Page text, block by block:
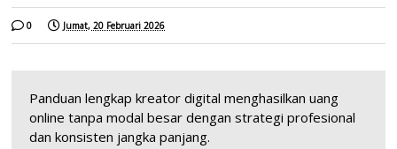
0 Jumat, 20 Februari 2026
Panduan lengkap kreator digital menghasilkan uang
online tanpa modal besar dengan strategi profesional
dan konsisten jangka panjang.